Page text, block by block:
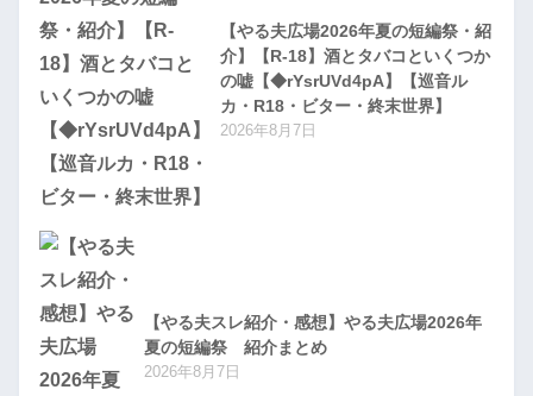
【やる夫広場2026年夏の短編祭・紹
介】【R-18】酒とタバコといくつか
の嘘【◆rYsrUVd4pA】【巡音ル
カ・R18・ビター・終末世界】
2026年8月7日
【やる夫スレ紹介・感想】やる夫広場2026年
夏の短編祭 紹介まとめ
2026年8月7日